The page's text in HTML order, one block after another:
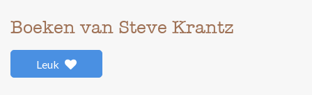
Boeken van Steve Krantz
Leuk